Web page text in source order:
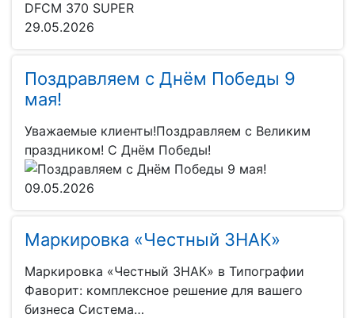
29.05.2026
Поздравляем с Днём Победы 9
мая!
Уважаемые клиенты!Поздравляем с Великим
праздником! С Днём Победы!
09.05.2026
Маркировка «Честный ЗНАК»
Маркировка «Честный ЗНАК» в Типографии
Фаворит: комплексное решение для вашего
бизнеса Система…